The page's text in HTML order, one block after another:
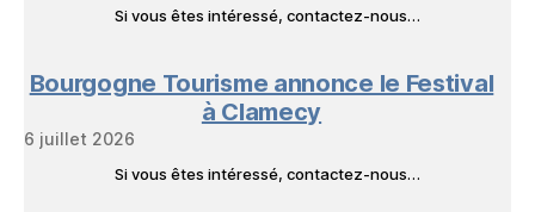
Si vous êtes intéressé, contactez-nous…
Bourgogne Tourisme annonce le Festival
à Clamecy
6 juillet 2026
Si vous êtes intéressé, contactez-nous…